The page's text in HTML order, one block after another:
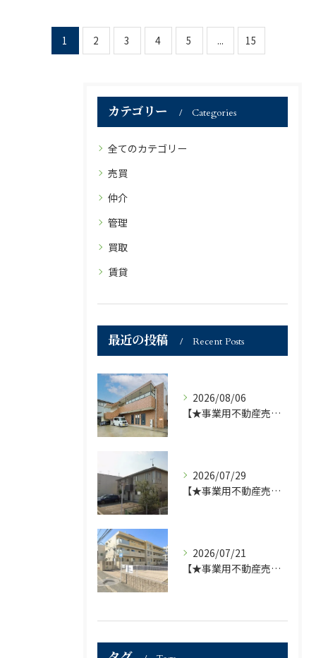
1 2 3 4 5 ... 15
カテゴリー Categories
全てのカテゴリー
売買
仲介
管理
買取
賃貸
最近の投稿 Recent Posts
2026/08/06
【★事業用不動産売買仲介専門部署より★】福岡市の不動産｜株式会社ランドマーク●1棟収益物件・価格が下がりました！！●
2026/07/29
【★事業用不動産売買仲介専門部署より★】福岡市の不動産｜株式会社ランドマーク ●収益物件 「D-roomアネシス」価格改定のお知らせ●
2026/07/21
【★事業用不動産売買仲介専門部署より★】福岡市の不動産｜株式会社ランドマーク ●収益物件「D-room笹丘」●